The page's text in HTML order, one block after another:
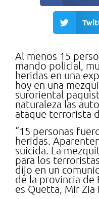
Al menos 15
mando policial,
heridas en una
hoy en una
suroriental
naturaleza las
ataque terrorista
“15 personas
heridas.
suicida. La
para los
dijo en un
de la provincia de
es Quetta, Mir Zia